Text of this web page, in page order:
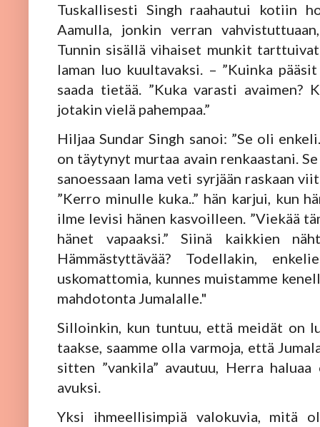
Tuskallisesti Singh raahautui kotiin
Aamulla, jonkin verran
Tunnin sisällä vihaiset munkit
laman luo kuultavaksi. – ”Kuinka
saada tietää. ”Kuka varasti
jotakin vielä pahempaa.”
Hiljaa Sundar Singh sanoi: ”Se oli
on täytynyt murtaa avain renkaastani.
sanoessaan lama veti syrjään raskaan
”Kerro minulle kuka..” hän karjui, kun
ilme levisi hänen kasvoilleen. ”Viekää
hänet vapaaksi.” Siinä kaikkien
Hämmästyttävää? Todellakin,
uskomattomia, kunnes muistamme
mahdotonta Jumalalle."
Silloinkin, kun tuntuu, että meidät on
taakse, saamme olla varmoja, että
sitten ”vankila” avautuu, Herra
avuksi.
Yksi ihmeellisimpiä valokuvia, mitä